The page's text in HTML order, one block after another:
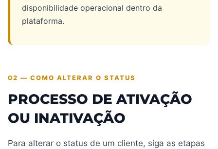
disponibilidade operacional dentro da
plataforma.
02 — COMO ALTERAR O STATUS
PROCESSO DE ATIVAÇÃO
OU INATIVAÇÃO
Para alterar o status de um cliente, siga as etapas